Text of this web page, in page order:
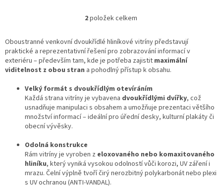
O
l
á
d
a
í
p
r
v
ý
p
i
s
2položek celkem
Oboustranné venkovní dvoukřídlé hliníkové vitríny představují
praktické a reprezentativní řešení pro zobrazování informací v
exteriéru – především tam, kde je potřeba zajistit maximální
viditelnost z obou stran a pohodlný přístup k obsahu.
Velký formát s dvoukřídlým otevíráním
Každá strana vitríny je vybavena dvoukřídlými dvířky, což
usnadňuje manipulaci s obsahem a umožňuje prezentaci většího
množství informací – ideální pro úřední desky, kulturní plakáty či
obecní vývěsky.
Odolná konstrukce
Rám vitríny je vyroben z eloxovaného nebo komaxitovaného
hliníku, který vyniká vysokou odolností vůči korozi, UV záření i
mrazu. Čelní výplně tvoří čirý nerozbitný polykarbonát nebo plexi
s UV ochranou (ANTI-VANDAL).